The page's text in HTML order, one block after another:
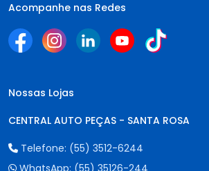
Acompanhe nas Redes
Nossas Lojas
CENTRAL AUTO PEÇAS - SANTA ROSA
Telefone: (55) 3512-6244